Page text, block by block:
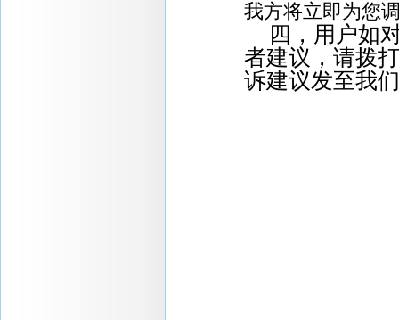
我方将立即为您
四，用户如
者建议，请拨
诉建议发至我